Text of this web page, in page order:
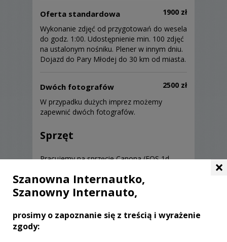
Oferta standardowa
1900 zł
Wykonanie zdjęć od przygotowań do wesela
do godz. 1:00. Udostępnienie min. 100 zdjęć
na ustalonym nośniku. Plener w innym dniu.
Dojazd do Pary Młodej do 30 km od miasta.
Dwóch fotografów
2500 zł
W przypadku dużych imprez możemy
zapewnić dwóch fotografów.
Sprzęt
Pracujemy na sprzęcie Canona (EOS 1d
gwarantuje najwyższą jakość zdjęć. Choć i
tak zdjęcia robi fotograf.
×
Szanowna Internautko,
Szanowny Internauto,
prosimy o zapoznanie się z treścią i wyrażenie
zgody: